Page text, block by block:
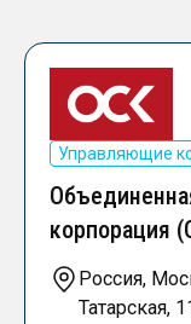
Управляющие
корпорация
Россия,
Татарская,